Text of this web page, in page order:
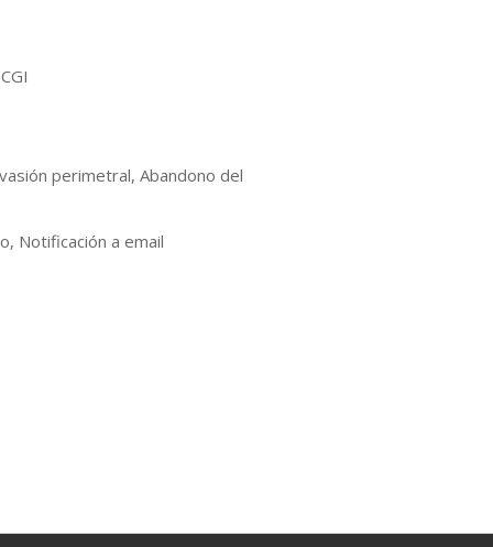
perimetral, Abandono del
Notificación a email